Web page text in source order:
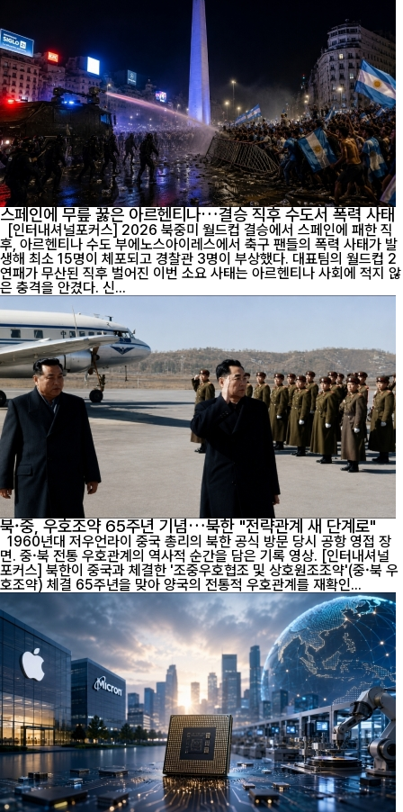
스페인에 무릎 꿇은 아르헨티나…결승 직후 수도서 폭력 사태
[인터내셔널포커스] 2026 북중미 월드컵 결승에서 스페인에 패한 직
후, 아르헨티나 수도 부에노스아이레스에서 축구 팬들의 폭력 사태가 발
생해 최소 15명이 체포되고 경찰관 3명이 부상했다. 대표팀의 월드컵 2
연패가 무산된 직후 벌어진 이번 소요 사태는 아르헨티나 사회에 적지 않
은 충격을 안겼다. 신...
북·중, 우호조약 65주년 기념…북한 "전략관계 새 단계로"
면. 중·북 전통 우호관계의 역사적 순간을 담은 기록 영상. [인터내셔널
포커스] 북한이 중국과 체결한 '조중우호협조 및 상호원조조약'(중·북 우
호조약) 체결 65주년을 맞아 양국의 전통적 우호관계를 재확인...